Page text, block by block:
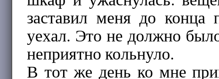
заставил меня до
уехал. Это не должно
неприятно кольнуло.
В тот же день ко мне